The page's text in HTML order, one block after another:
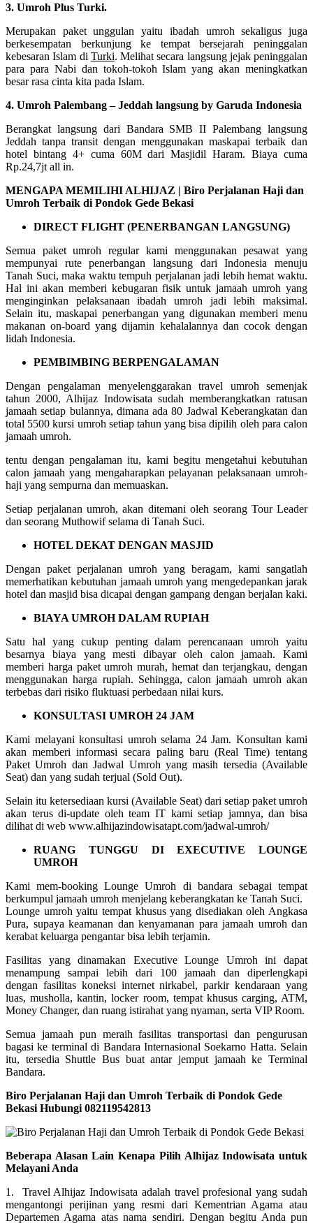
3. Umroh Plus Turki.
Merupakan paket unggulan yaitu ibadah umroh sekaligus juga
berkesempatan berkunjung ke tempat bersejarah peninggalan
kebesaran Islam di Turki. Melihat secara langsung jejak peninggalan
para para Nabi dan tokoh-tokoh Islam yang akan meningkatkan
besar rasa cinta kita pada Islam.
4. Umroh Palembang – Jeddah langsung by Garuda Indonesia
Berangkat langsung dari Bandara SMB II Palembang langsung
Jeddah tanpa transit dengan menggunakan maskapai terbaik dan
hotel bintang 4+ cuma 60M dari Masjidil Haram. Biaya cuma
Rp.24,7jt all in.
MENGAPA MEMILIHI ALHIJAZ | Biro Perjalanan Haji dan
Umroh Terbaik di Pondok Gede Bekasi
DIRECT FLIGHT (PENERBANGAN LANGSUNG)
Semua paket umroh regular kami menggunakan pesawat yang
mempunyai rute penerbangan langsung dari Indonesia menuju
Tanah Suci, maka waktu tempuh perjalanan jadi lebih hemat waktu.
Hal ini akan memberi kebugaran fisik untuk jamaah umroh yang
menginginkan pelaksanaan ibadah umroh jadi lebih maksimal.
Selain itu, maskapai penerbangan yang digunakan memberi menu
makanan on-board yang dijamin kehalalannya dan cocok dengan
lidah Indonesia.
PEMBIMBING BERPENGALAMAN
Dengan pengalaman menyelenggarakan travel umroh semenjak
tahun 2000, Alhijaz Indowisata sudah memberangkatkan ratusan
jamaah setiap bulannya, dimana ada 80 Jadwal Keberangkatan dan
total 5500 kursi umroh setiap tahun yang bisa dipilih oleh para calon
jamaah umroh.
tentu dengan pengalaman itu, kami begitu mengetahui kebutuhan
calon jamaah yang mengaharapkan pelayanan pelaksanaan umroh-
haji yang sempurna dan memuaskan.
Setiap perjalanan umroh, akan ditemani oleh seorang Tour Leader
dan seorang Muthowif selama di Tanah Suci.
HOTEL DEKAT DENGAN MASJID
Dengan paket perjalanan umroh yang beragam, kami sangatlah
memerhatikan kebutuhan jamaah umroh yang mengedepankan jarak
hotel dan masjid bisa dicapai dengan gampang dengan berjalan kaki.
BIAYA UMROH DALAM RUPIAH
Satu hal yang cukup penting dalam perencanaan umroh yaitu
besarnya biaya yang mesti dibayar oleh calon jamaah. Kami
memberi harga paket umroh murah, hemat dan terjangkau, dengan
menggunakan harga rupiah. Sehingga, calon jamaah umroh akan
terbebas dari risiko fluktuasi perbedaan nilai kurs.
KONSULTASI UMROH 24 JAM
Kami melayani konsultasi umroh selama 24 Jam. Konsultan kami
akan memberi informasi secara paling baru (Real Time) tentang
Paket Umroh dan Jadwal Umroh yang masih tersedia (Available
Seat) dan yang sudah terjual (Sold Out).
Selain itu ketersediaan kursi (Available Seat) dari setiap paket umroh
akan terus di-update oleh team IT kami setiap jamnya, dan bisa
dilihat di web www.alhijazindowisatapt.com/jadwal-umroh/
RUANG TUNGGU DI EXECUTIVE LOUNGE
UMROH
Kami mem-booking Lounge Umroh di bandara sebagai tempat
berkumpul jamaah umroh menjelang keberangkatan ke Tanah Suci.
Lounge umroh yaitu tempat khusus yang disediakan oleh Angkasa
Pura, supaya keamanan dan kenyamanan para jamaah umroh dan
kerabat keluarga pengantar bisa lebih terjamin.
Fasilitas yang dinamakan Executive Lounge Umroh ini dapat
menampung sampai lebih dari 100 jamaah dan diperlengkapi
dengan fasilitas koneksi internet nirkabel, parkir kendaraan yang
luas, musholla, kantin, locker room, tempat khusus carging, ATM,
Money Changer, dan ruang istirahat yang nyaman, serta VIP Room.
Semua jamaah pun meraih fasilitas transportasi dan pengurusan
bagasi ke terminal di Bandara Internasional Soekarno Hatta. Selain
itu, tersedia Shuttle Bus buat antar jemput jamaah ke Terminal
Bandara.
Biro Perjalanan Haji dan Umroh Terbaik di Pondok Gede
Bekasi Hubungi 082119542813
Beberapa Alasan Lain Kenapa Pilih Alhijaz Indowisata untuk
Melayani Anda
1. Travel Alhijaz Indowisata adalah travel profesional yang sudah
mengantongi perijinan yang resmi dari Kementrian Agama atau
Departemen Agama atas nama sendiri. Dengan begitu Anda pun